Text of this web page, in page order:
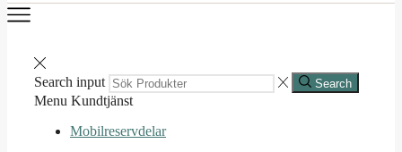
Search input Search
Menu Kundtjänst
Mobilreservdelar